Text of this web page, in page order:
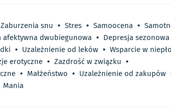
Zaburzenia snu • Stres • Samoocena •
afektywna dwubiegunowa • Depresja sezonowa
• Uzależnienie od leków • Wsparcie w
erotyczne • Zazdrość w związku •
• Małżeństwo • Uzależnienie od zakupów
Mania